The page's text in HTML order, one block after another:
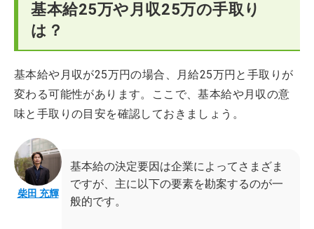
基本給25万や月収25万の手取り
は？
基本給や月収が25万円の場合、月給25万円と手取りが
変わる可能性があります。ここで、基本給や月収の意
味と手取りの目安を確認しておきましょう。
柴田 充輝
基本給の決定要因は企業によってさまざま
ですが、主に以下の要素を勘案するのが一
般的です。